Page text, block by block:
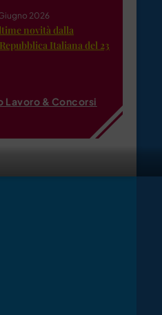
2026
novità dalla
Italiana del 23
Lavoro & Concorsi